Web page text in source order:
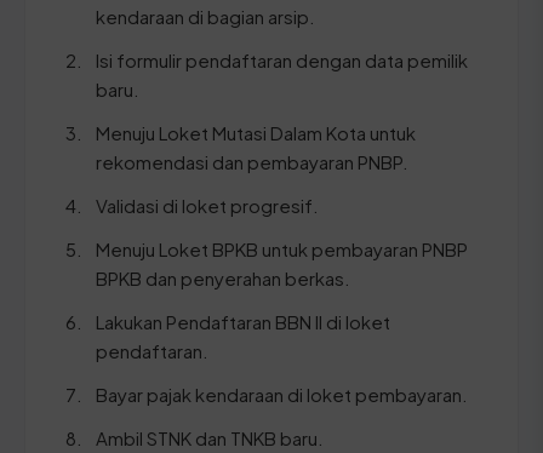
kendaraan di bagian arsip.
Isi formulir pendaftaran dengan data pemilik
baru.
Menuju Loket Mutasi Dalam Kota untuk
rekomendasi dan pembayaran PNBP.
Validasi di loket progresif.
Menuju Loket BPKB untuk pembayaran PNBP
BPKB dan penyerahan berkas.
Lakukan Pendaftaran BBN II di loket
pendaftaran.
Bayar pajak kendaraan di loket pembayaran.
Ambil STNK dan TNKB baru.